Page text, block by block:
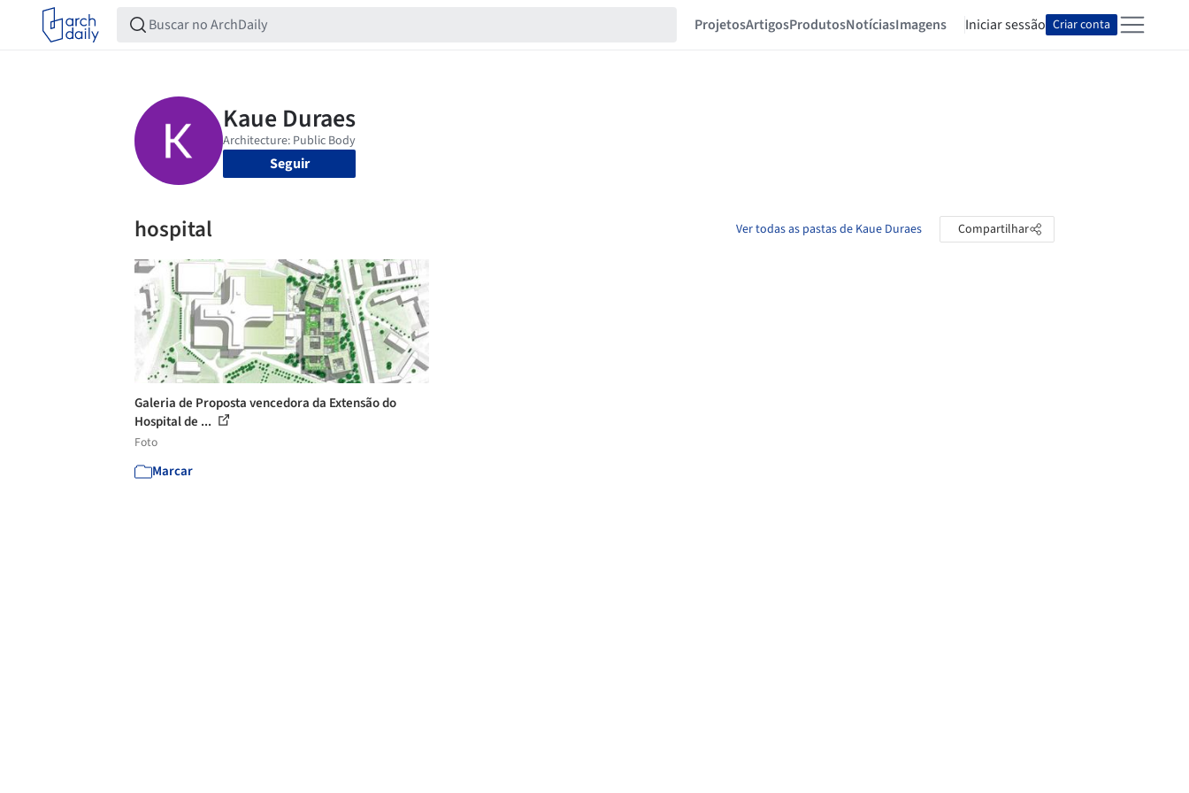
ProjetosArtigosProdutosNotíciasImagens Iniciar sessão Criar conta
Seguir
hospital Ver todas as pastas de Kaue Duraes Compartilhar
Galeria de Proposta vencedora da Extensão do
Hospital de ...
Foto
Marcar